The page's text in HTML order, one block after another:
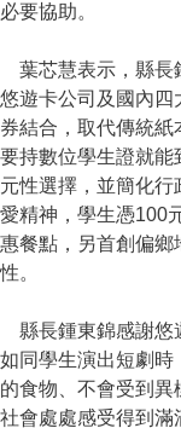
必要協助。
葉芯慧表示，縣長
悠遊卡公司及國內四
券結合，取代傳統紙
要持數位學生證就能
元性選擇，並簡化
愛精神，學生憑100
惠餐點，另首創偏
性。
縣長鍾東錦感謝悠
如同學生演出短劇時
的食物、不會受到異
社會處處感受得到滿